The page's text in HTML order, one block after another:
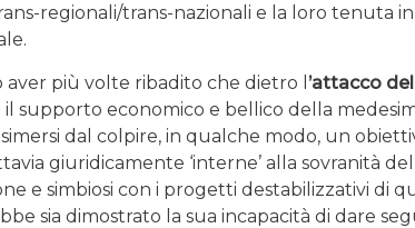
regionali/trans-nazionali e la loro tenuta in
più volte ribadito che dietro l ’attacco
il supporto economico e bellico della
dal colpire, in qualche modo, un
giuridicamente ‘interne’ alla sovranità
e simbiosi con i progetti destabilizzativi di
sia dimostrato la sua incapacità di dare